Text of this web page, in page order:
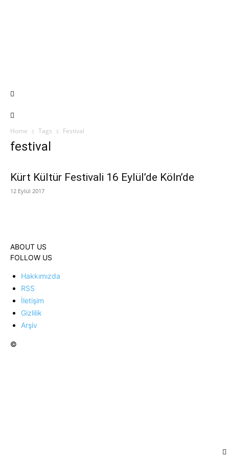
Home Tags Festival
festival
Kürt Kültür Festivali 16 Eylül’de Köln’de
12 Eylül 2017
ABOUT US
FOLLOW US
Hakkımızda
RSS
İletişim
Gizlilik
Arşiv
©